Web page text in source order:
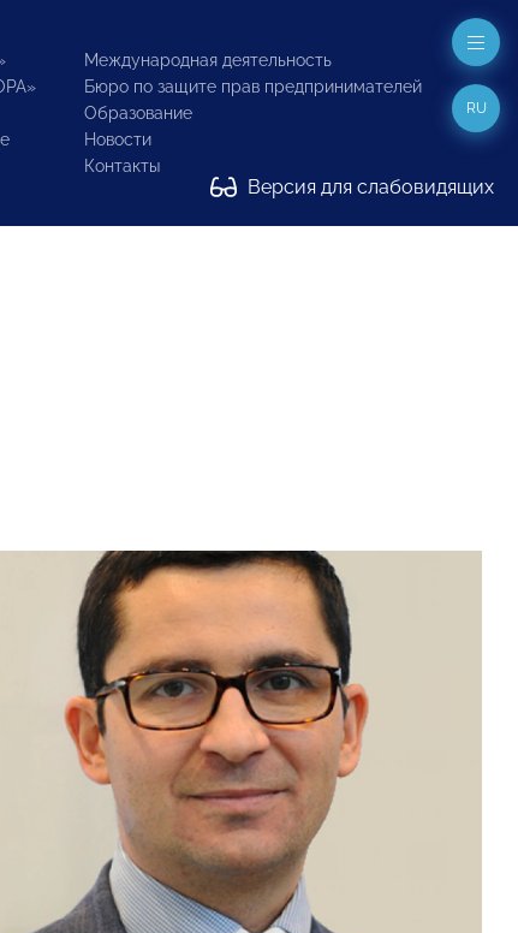
Международная деятельность
Бюро по защите прав предпринимателей
Образование
Новости
Контакты
Версия для слабовидящих
RU